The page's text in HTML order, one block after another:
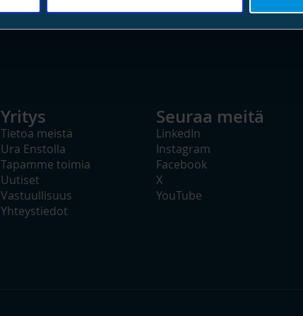
Yritys
Tietoa meistä
Ura Enstolla
Tapamme toimia
Uutiset
Vastuullisuus
Yhteystiedot
Seuraa meitä
LinkedIn
Instagram
Facebook
X
YouTube